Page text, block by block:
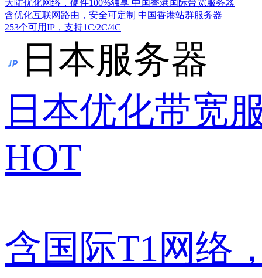
大陆优化网络，硬件100%独享 中国香港国际带宽服务器
含优化互联网路由，安全可定制 中国香港站群服务器
253个可用IP，支持1C/2C/4C
日本服务器
日本优化带宽
HOT
含国际T1网络